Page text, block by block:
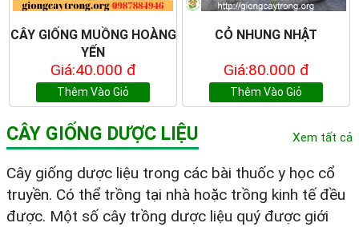
CÂY GIỐNG MUỒNG HOÀNG
YẾN
Giá:40.000 đ
Thêm Vào Giỏ
CỎ NHUNG NHẬT
Giá:80.000 đ
Thêm Vào Giỏ
CÂY GIỐNG DƯỢC LIỆU Xem tất cả
Cây giống dược liệu trong các bài thuốc y học cổ
truyền. Có thể trồng tại nhà hoặc trồng kinh tế đều
được. Một số cây trồng dược liệu quý được giới